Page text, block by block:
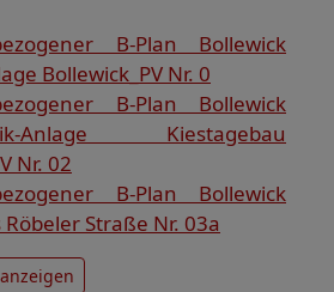
B-Plan Bollewick
Bollewick_PV Nr. 0
B-Plan Bollewick
Anlage Kiestagebau
Nr. 02
B-Plan Bollewick
Straße Nr. 03a